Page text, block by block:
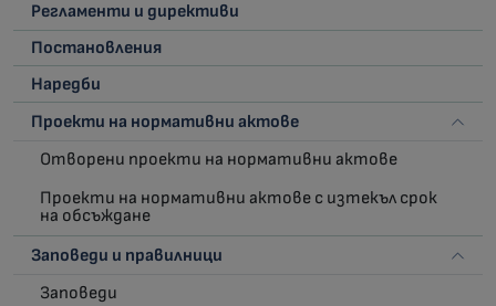
Регламенти и директиви
Постановления
Наредби
Проекти на нормативни актове
Отворени проекти на нормативни актове
Проекти на нормативни актове с изтекъл срок
на обсъждане
Заповеди и правилници
Заповеди